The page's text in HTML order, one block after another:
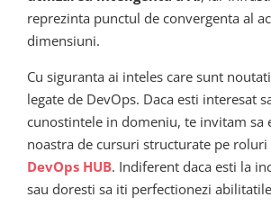
reprezinta punctul de convergenta al
dimensiuni.
Cu siguranta ai inteles care sunt
legate de DevOps. Daca esti interesat
cunostintele in domeniu, te invitam sa
noastra de cursuri structurate pe
DevOps HUB. Indiferent daca esti la
sau doresti sa iti perfectionezi